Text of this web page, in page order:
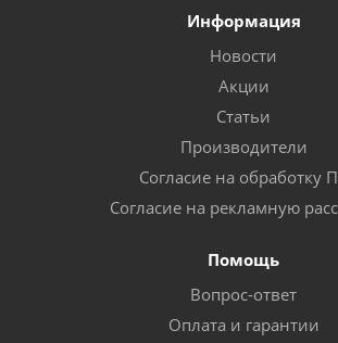
Информация
Новости
Акции
Статьи
Производители
Согласие на обработку
Согласие на рекламную
Помощь
Вопрос-ответ
Оплата и гарантии